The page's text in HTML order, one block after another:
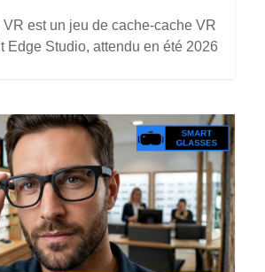
est un jeu de cache-cache VR
Edge Studio, attendu en été 2026